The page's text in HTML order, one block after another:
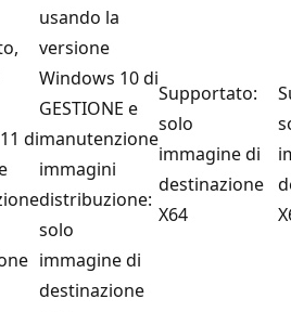
di
usando la
versione
Windows 10 di
GESTIONE e
manutenzione
immagini
distribuzione:
solo
immagine di
destinazione
Supportato:
solo
immagine di
destinazione
X64